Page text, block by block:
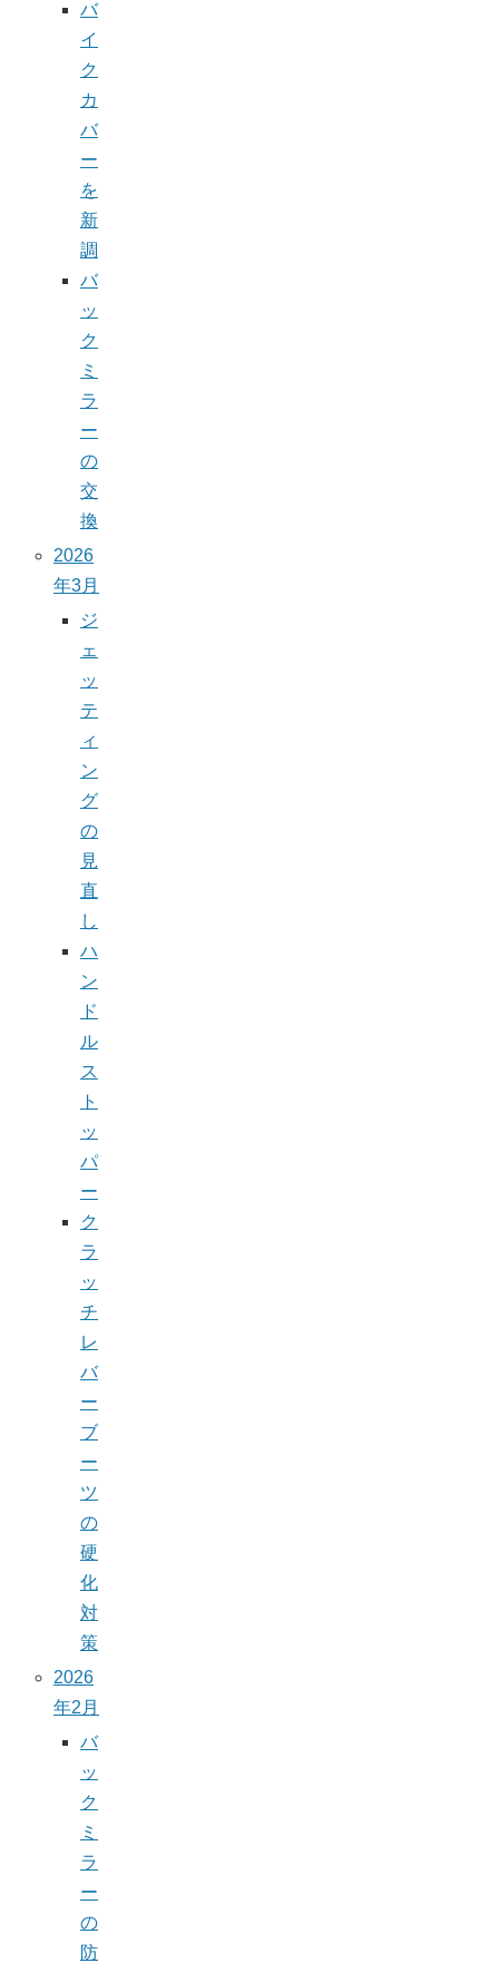
バ
イ
ク
カ
バ
ー
を
新
調
バ
ッ
ク
ミ
ラ
ー
の
交
換
2026
年3月
ジ
ェ
ッ
テ
ィ
ン
グ
の
見
直
し
ハ
ン
ド
ル
ス
ト
ッ
パ
ー
ク
ラ
ッ
チ
レ
バ
ー
ブ
ー
ツ
の
硬
化
対
策
2026
年2月
バ
ッ
ク
ミ
ラ
ー
の
防